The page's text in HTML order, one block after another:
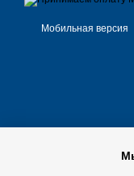
Мобильная версия